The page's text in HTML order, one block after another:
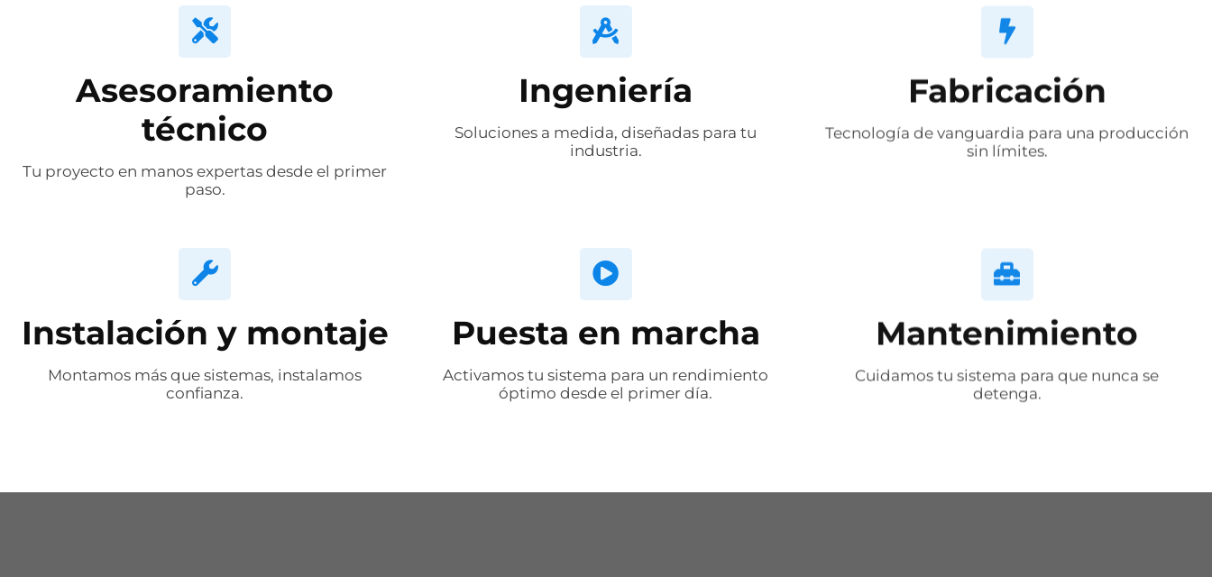
Asesoramiento
técnico
Tu proyecto en manos expertas desde el primer
paso.
Ingeniería
Soluciones a medida, diseñadas para tu
industria.
Fabricación
Tecnología de vanguardia para una producción
sin límites.
Instalación y montaje
Montamos más que sistemas, instalamos
confianza.
Puesta en marcha
Activamos tu sistema para un rendimiento
óptimo desde el primer día.
Mantenimiento
Cuidamos tu sistema para que nunca se
detenga.